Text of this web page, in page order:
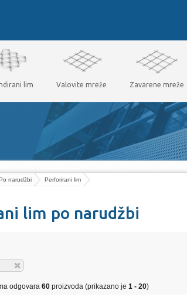
lim Valovite mreže Zavarene mreže
narudžbi Perforirani lim
lim po narudžbi
odgovara 60 proizvoda (prikazano je 1 - 20)